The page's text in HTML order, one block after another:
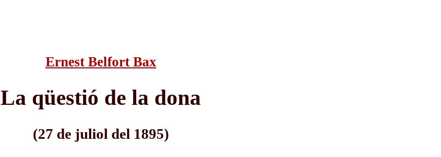
Ernest Belfort Bax
La qüestió de la dona
(27 de juliol del 1895)